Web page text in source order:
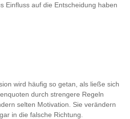
Einfluss auf die Entscheidung haben
wird häufig so getan, als ließe sich
durch strengere Regeln
selten Motivation. Sie verändern
in die falsche Richtung.